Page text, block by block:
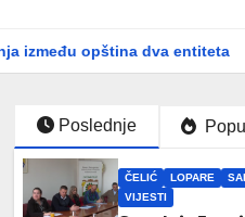
dva entiteta Susret
Poslednje
ČELIĆ LOPARE
VIJESTI